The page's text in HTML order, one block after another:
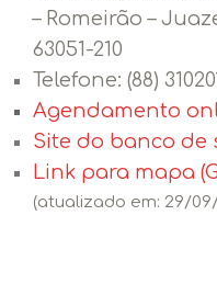
– Romeirão –
63051-210
Telefone: (88)
Agendamento
Site do banco de
Link para mapa
(atualizado em: 29/